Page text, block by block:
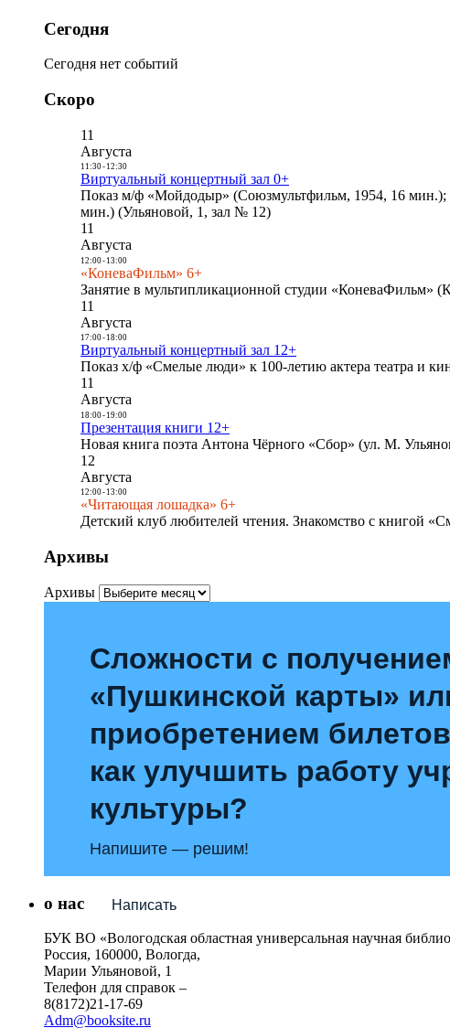
Сегодня
Сегодня нет событий
Скоро
11
Августа
11:30- 12:30
Виртуальный концертный зал 0+
Показ м/ф «Мойдодыр» (Союзмультфильм, 1954, 16
мин.) (Ульяновой, 1, зал № 12)
11
Августа
12:00- 13:00
«КоневаФильм» 6+
Занятие в мультипликационной студии «КоневаФильм»
11
Августа
17:00- 18:00
Виртуальный концертный зал 12+
Показ х/ф «Смелые люди» к 100-летию актера театра и
11
Августа
18:00- 19:00
Презентация книги 12+
Новая книга поэта Антона Чёрного «Сбор» (ул. М.
12
Августа
12:00- 13:00
«Читающая лошадка» 6+
Детский клуб любителей чтения. Знакомство с книгой
Архивы
Архивы
Сложности с
«Пушкинской карты»
приобретением
как улучшить работу
культуры?
Напишите — решим!
Написать
о нас
БУК ВО «Вологодская областная универсальная научная
Россия, 160000, Вологда,
Марии Ульяновой, 1
Телефон для справок –
8(8172)21-17-69
Adm@booksite.ru